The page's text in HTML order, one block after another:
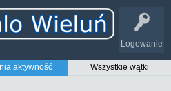
Logowanie
aktywność
Wszystkie wątki